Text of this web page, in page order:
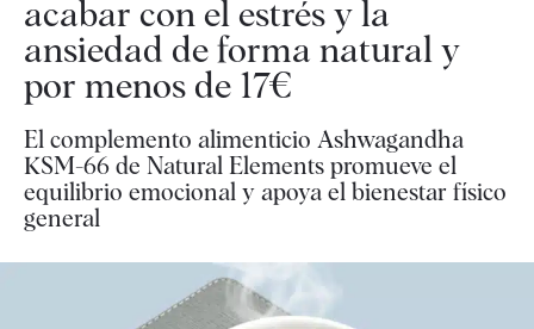
acabar con el estrés y la
ansiedad de forma natural y
por menos de 17€
El complemento alimenticio Ashwagandha
KSM-66 de Natural Elements promueve el
equilibrio emocional y apoya el bienestar físico
general